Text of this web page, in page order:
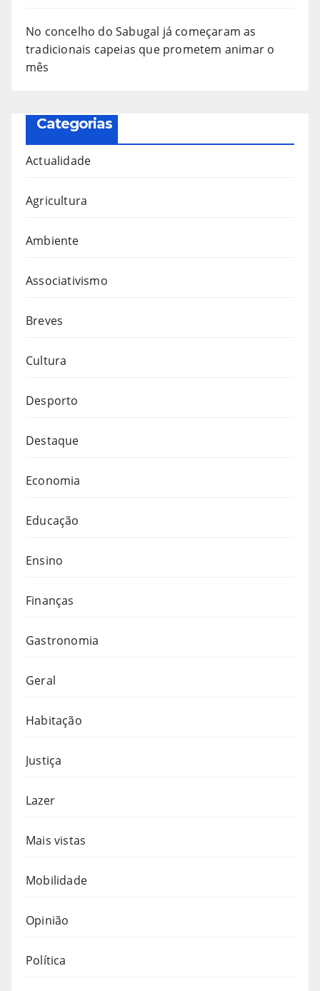
No concelho do Sabugal já começaram as
tradicionais capeias que prometem animar o
mês
Categorias
Actualidade
Agricultura
Ambiente
Associativismo
Breves
Cultura
Desporto
Destaque
Economia
Educação
Ensino
Finanças
Gastronomia
Geral
Habitação
Justiça
Lazer
Mais vistas
Mobilidade
Opinião
Política